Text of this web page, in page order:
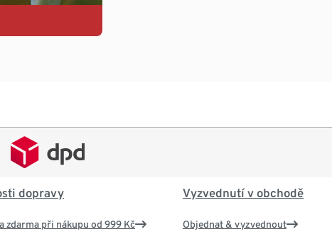
dopravy
zdarma při nákupu od 999 Kč
Vyzvednutí v obchodě
Objednat & vyzvednout